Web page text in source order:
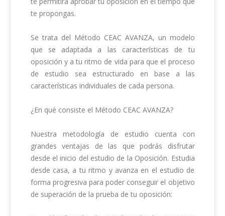
te propongas.
Se trata del Método CEAC AVANZA, un modelo
que se adaptada a las características de tu
oposición y a tu ritmo de vida para que el proceso
de estudio sea estructurado en base a las
características individuales de cada persona.
¿En qué consiste el Método CEAC AVANZA?
Nuestra metodología de estudio cuenta con
grandes ventajas de las que podrás disfrutar
desde el inicio del estudio de la Oposición. Estudia
desde casa, a tu ritmo y avanza en el estudio de
forma progresiva para poder conseguir el objetivo
de superación de la prueba de tu oposición: